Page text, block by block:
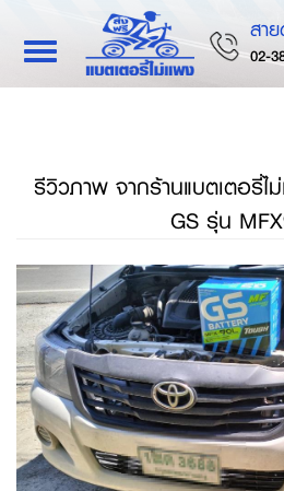
Toggle
navigation
สา
02-
รีวิวภาพ จากร้านแบตเตอรี่
GS รุ่น